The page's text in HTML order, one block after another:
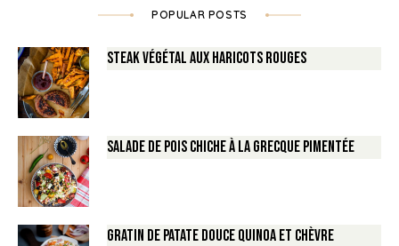
POPULAR POSTS
Steak végétal aux haricots rouges
Salade de Pois chiche à la Grecque pimentée
Gratin de Patate douce Quinoa et Chèvre